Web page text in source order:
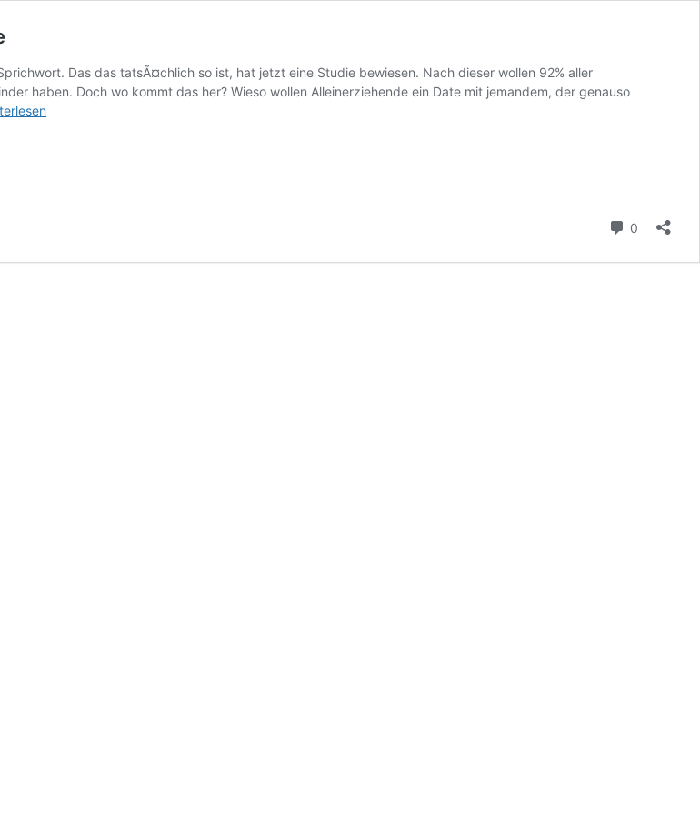
Das das tatsÃ¤chlich so ist, hat jetzt eine Studie bewiesen. Nach dieser wollen 92% aller
haben. Doch wo kommt das her? Wieso wollen Alleinerziehende ein Date mit jemandem, der genauso
0